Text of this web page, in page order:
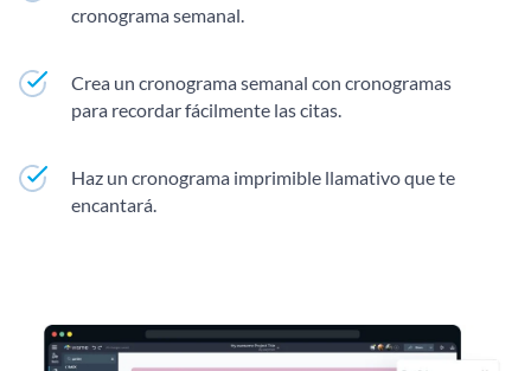
cronograma semanal.
Crea un cronograma semanal con cronogramas
para recordar fácilmente las citas.
Haz un cronograma imprimible llamativo que te
encantará.